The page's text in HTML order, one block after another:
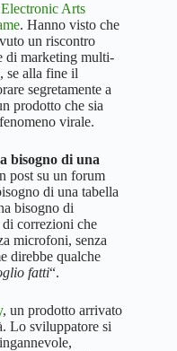
Electronic Arts
. Hanno visto che
un riscontro
di marketing multi-
se alla fine il
segretamente a
prodotto che sia
virale.
bisogno di una
post su un forum
di una tabella
bisogno di
correzioni che
microfoni, senza
direbbe qualche
fatti“.
, un prodotto arrivato
Lo sviluppatore si